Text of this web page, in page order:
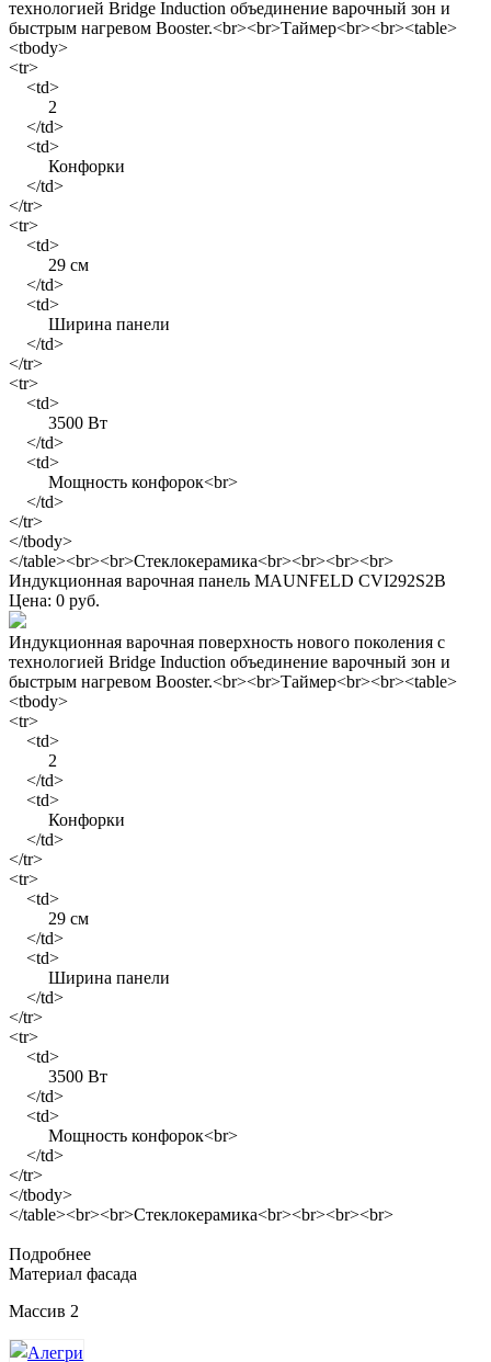
технологией Bridge Induction объединение варочный зон и
быстрым нагревом Booster.<br><br>Таймер<br><br><table>
<tbody>
<tr>
<td>
2
</td>
<td>
Конфорки
</td>
</tr>
<tr>
<td>
29 см
</td>
<td>
Ширина панели
</td>
</tr>
<tr>
<td>
3500 Вт
</td>
<td>
Мощность конфорок<br>
</td>
</tr>
</tbody>
</table><br><br>Стеклокерамика<br><br><br><br>
Индукционная варочная панель MAUNFELD CVI292S2B
Цена: 0 руб.
Индукционная варочная поверхность нового поколения с
технологией Bridge Induction объединение варочный зон и
быстрым нагревом Booster.<br><br>Таймер<br><br><table>
<tbody>
<tr>
<td>
2
</td>
<td>
Конфорки
</td>
</tr>
<tr>
<td>
29 см
</td>
<td>
Ширина панели
</td>
</tr>
<tr>
<td>
3500 Вт
</td>
<td>
Мощность конфорок<br>
</td>
</tr>
</tbody>
</table><br><br>Стеклокерамика<br><br><br><br>
Подробнее
Материал фасада
Массив 2